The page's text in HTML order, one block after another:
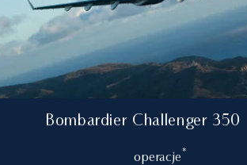
Bombardier Challenger 350
operacje *